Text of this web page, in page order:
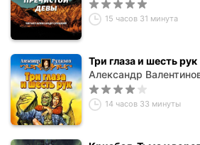
15 часов 31 минута
Три глаза и шесть рук
Александр
14 часов 33 минуты